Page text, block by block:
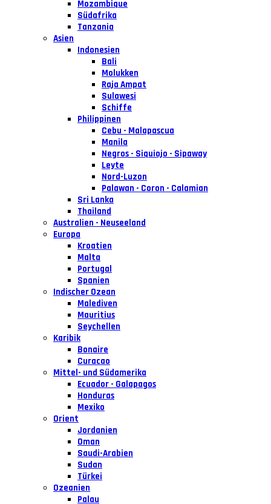
Mozambique
Südafrika
Tanzania
Asien
Indonesien
Bali
Molukken
Raja Ampat
Sulawesi
Schiffe
Philippinen
Cebu - Malapascua
Manila
Negros - Siquiojo - Sipaway
Leyte
Nord-Luzon
Palawan - Coron - Calamian
Sri Lanka
Thailand
Australien - Neuseeland
Europa
Kroatien
Malta
Portugal
Spanien
Indischer Ozean
Malediven
Mauritius
Seychellen
Karibik
Bonaire
Curacao
Mittel- und Südamerika
Ecuador - Galapagos
Honduras
Mexiko
Orient
Jordanien
Oman
Saudi-Arabien
Sudan
Türkei
Ozeanien
Palau